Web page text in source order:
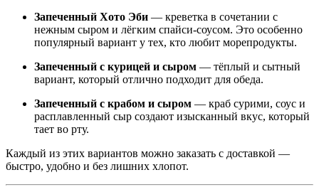
Запеченный Хото Эби — креветка в сочетании с
нежным сыром и лёгким спайси-соусом. Это особенно
популярный вариант у тех, кто любит морепродукты.
Запеченный с курицей и сыром — тёплый и сытный
вариант, который отлично подходит для обеда.
Запеченный с крабом и сыром — краб сурими, соус и
расплавленный сыр создают изысканный вкус, который
тает во рту.
Каждый из этих вариантов можно заказать с доставкой —
быстро, удобно и без лишних хлопот.